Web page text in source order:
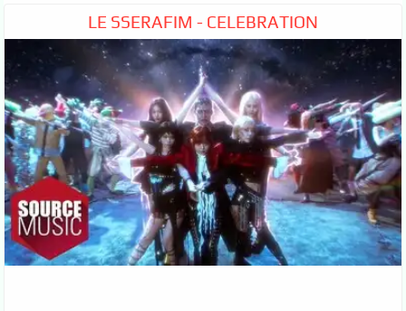
LE SSERAFIM - CELEBRATION